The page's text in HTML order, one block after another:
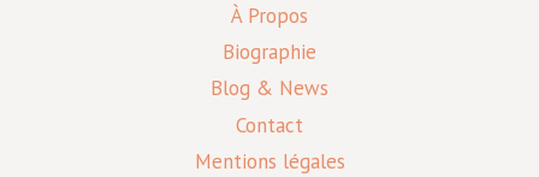
À Propos
Biographie
Blog & News
Contact
Mentions légales